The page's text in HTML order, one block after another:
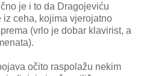
je i to da Dragojeviću
ceha, kojima vjerojatno
(vrlo je dobar klavirist, a
očito raspolažu nekim